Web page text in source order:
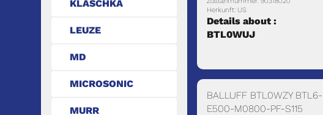
KLASCHKA
LEUZE
MD
MICROSONIC
MURR
Herkunft: US
Details about :
BTL0WUJ
BALLUFF BTL0WZY BTL6-
E500-M0800-PF-S115